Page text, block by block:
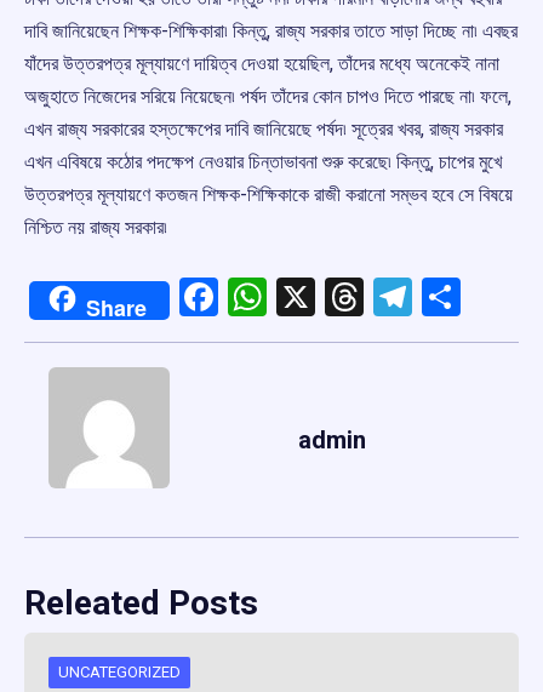
দাবি জানিয়েছেন শিক্ষক-শিক্ষিকারা৷ কিন্তু, রাজ্য সরকার তাতে সাড়া দিচ্ছে না৷ এবছর
যাঁদের উত্তরপত্র মূল্যায়ণে দায়িত্ব দেওয়া হয়েছিল, তাঁদের মধ্যে অনেকেই নানা
অজুহাতে নিজেদের সরিয়ে নিয়েছেন৷ পর্ষদ তাঁদের কোন চাপও দিতে পারছে না৷ ফলে,
এখন রাজ্য সরকারের হস্তক্ষেপের দাবি জানিয়েছে পর্ষদ৷ সূত্রের খবর, রাজ্য সরকার
এখন এবিষয়ে কঠোর পদক্ষেপ নেওয়ার চিন্তাভাবনা শুরু করেছে৷ কিন্তু, চাপের মুখে
উত্তরপত্র মূল্যায়ণে কতজন শিক্ষক-শিক্ষিকাকে রাজী করানো সম্ভব হবে সে বিষয়ে
নিশ্চিত নয় রাজ্য সরকার৷
Share Facebook
WhatsApp
X Threads
admin
Releated Posts
UNCATEGORIZED